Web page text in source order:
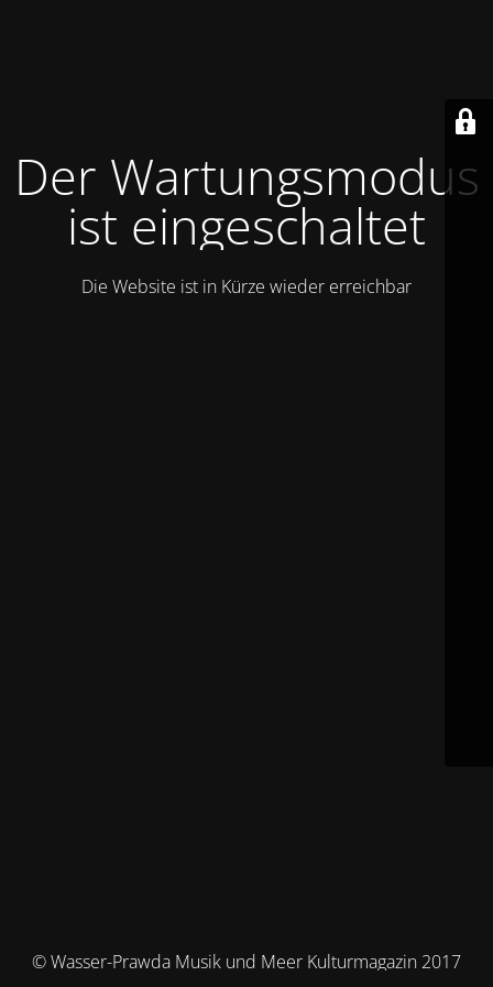
Der Wartungsmodus
ist eingeschaltet
Die Website ist in Kürze wieder erreichbar
© Wasser-Prawda Musik und Meer Kulturmagazin 2017